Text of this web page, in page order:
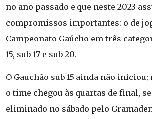
no ano passado e que neste 2023
compromissos importantes: o de
Campeonato Gaúcho em três
15, sub 17 e sub 20.
O Gauchão sub 15 ainda não iniciou;
o time chegou às quartas de final,
eliminado no sábado pelo